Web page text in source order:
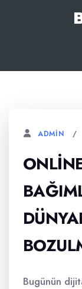
ADMIN
Bugünün